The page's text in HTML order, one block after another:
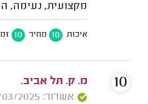
מקצועית, נעימה,
איכות 10 מחיר 10
מ. ק. תל אביב.
אשרור: 10/03/2025
10